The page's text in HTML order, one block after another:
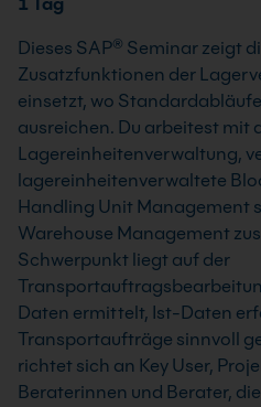
Dieses SAP® Seminar zeigt
Zusatzfunktionen der
einsetzt, wo
ausreichen. Du arbeitest mit
Lagereinheitenverwaltung,
lagereinheitenverwaltete
Handling Unit Management
Warehouse Management
Schwerpunkt liegt auf der
Daten ermittelt, Ist-Daten
Transportaufträge sinnvoll
richtet sich an Key User,
Beraterinnen und Berater,